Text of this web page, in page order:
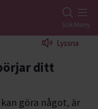
SökMeny
Lyssna
ditt
göra något, är